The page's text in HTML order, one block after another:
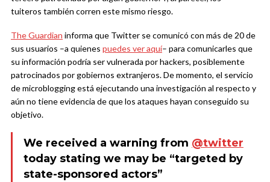
tuiteros también corren este mismo riesgo.
The Guardian informa que Twitter se comunicó con más de 20 de
sus usuarios –a quienes puedes ver aquí– para comunicarles que
su información podría ser vulnerada por hackers, posiblemente
patrocinados por gobiernos extranjeros. De momento, el servicio
de microblogging está ejecutando una investigación al respecto y
aún no tiene evidencia de que los ataques hayan conseguido su
objetivo.
We received a warning from @twitter
today stating we may be “targeted by
state-sponsored actors”